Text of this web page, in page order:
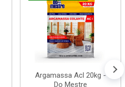
Argamassa Acl 20kg -
Do Mestre